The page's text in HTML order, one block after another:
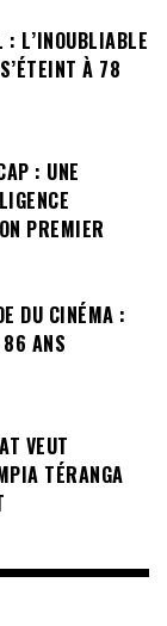
L’INOUBLIABLE
À 78
: UNE
PREMIER
DU CINÉMA :
86 ANS
VEUT
TÉRANGA